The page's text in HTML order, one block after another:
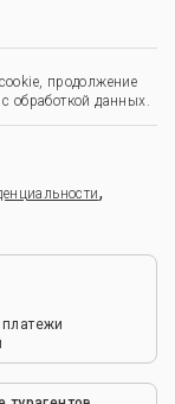
продолжение
обработкой данных.
,